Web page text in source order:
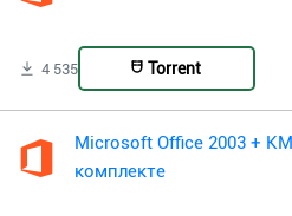
4 535 Torrent
Microsoft Office 2003 +
комплекте